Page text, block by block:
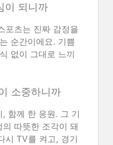
이 되니까
포츠는 진짜 감정을
순간이에요. 기쁨
없이 그대로 느끼
소중하니까
함께 한 응원. 그 기
따뜻한 조각이 돼
시 TV를 켜고, 경기